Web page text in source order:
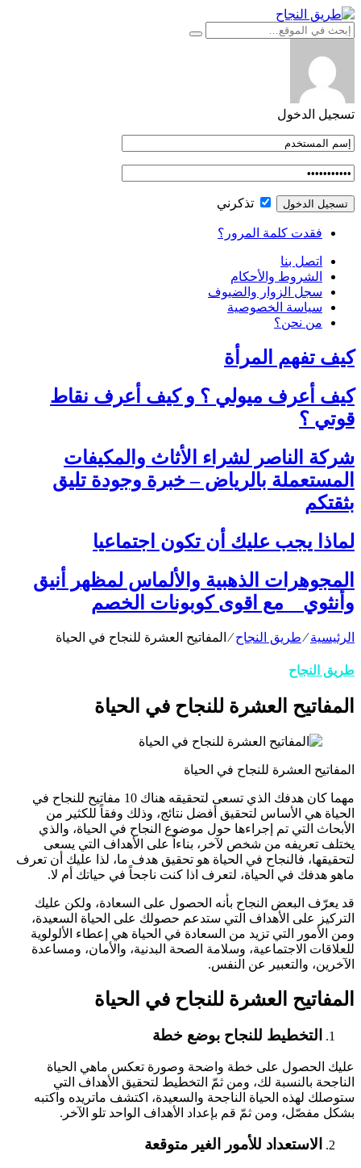
التجاوز
إلى
تسجيل الدخول
تذكرني
فقدت كلمة المرور؟
اتصل بنا
الشروط والأحكام
سجل الزوار والضيوف
سياسة الخصوصية
من نحن؟
كيف تفهم المرأة
كيف أعرف ميولي ؟ و كيف أعرف نقاط
قوتي ؟
شركة الناصر لشراء الأثاث والمكيفات
المستعملة بالرياض – خبرة وجودة تليق
بثقتكم
لماذا يجب عليك أن تكون اجتماعيا
المجوهرات الذهبية والألماس لمظهر أنيق
وأنثوي _ مع اقوى كوبونات الخصم
الرئيسية⁄طريق النجاح⁄ المفاتيح العشرة للنجاح في الحياة
طريق النجاح
المفاتيح العشرة للنجاح في الحياة
المفاتيح العشرة للنجاح في الحياة
مهما كان هدفك الذي تسعى لتحقيقه هناك 10 مفاتيح للنجاح في
الحياة هي الأساس لتحقيق أفضل نتائج، وذلك وفقاً للكثير من
الأبحاث التي تم إجراءها حول موضوع النجاح في الحياة، والذي
يختلف تعريفه من شخص لآخر، بناءاً على الأهداف التي يسعى
لتحقيقها، فالنجاح في الحياة هو تحقيق هدف ما، لذا عليك أن تعرف
ماهو هدفك في الحياة، لتعرف اذا كنت ناجحاً في حياتك أم لا.
قد يعرّف البعض النجاح بأنه الحصول على السعادة، ولكن عليك
التركيز على الأهداف التي ستدعم حصولك على الحياة السعيدة،
ومن الأمور التي تزيد من السعادة في الحياة هي إعطاء الألولوية
للعلاقات الاجتماعية، وسلامة الصحة البدنية، والأمان، ومساعدة
الآخرين، والتعبير عن النفس.
المفاتيح العشرة للنجاح في الحياة
التخطيط للنجاح بوضع خطة
عليك الحصول على خطة واضحة وصورة تعكس ماهي الحياة
الناجحة بالنسبة لك، ومن ثمّ التخطيط لتحقيق الأهداف التي
ستوصلك لهذه الحياة الناجحة والسعيدة، اكتشف ماتريده واكتبه
بشكل مفصّل، ومن ثمّ قم بإعداد الأهداف الواحد تلو الآخر.
الاستعداد للأمور الغير متوقعة